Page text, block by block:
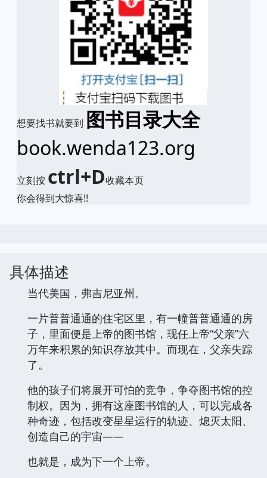
想要找书就要到 图书目录大全
book.wenda123.org
立刻按 ctrl+D收藏本页
你会得到大惊喜!!
具体描述
当代美国，弗吉尼亚州。
一片普普通通的住宅区里，有一幢普普通通的房
子，里面便是上帝的图书馆，现任上帝“父亲”六
万年来积累的知识存放其中。而现在，父亲失踪
了。
他的孩子们将展开可怕的竞争，争夺图书馆的控
制权。因为，拥有这座图书馆的人，可以完成各
种奇迹，包括改变星星运行的轨迹、熄灭太阳、
创造自己的宇宙——
也就是，成为下一个上帝。